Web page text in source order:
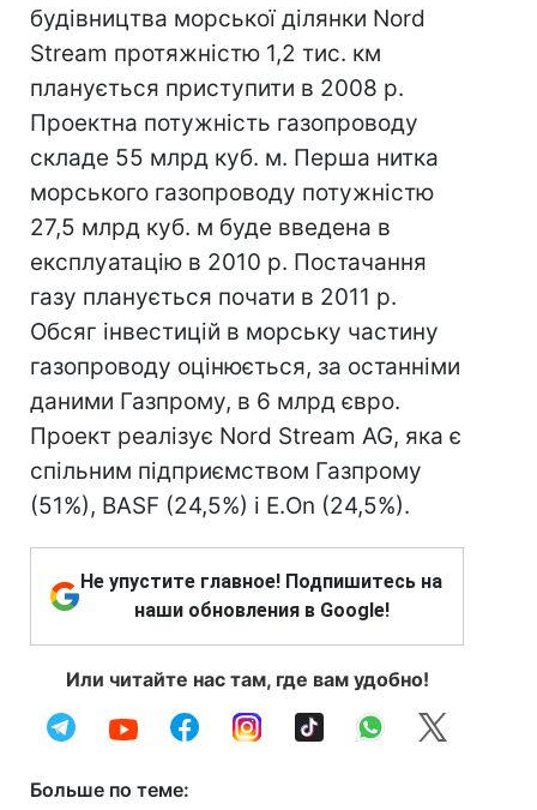
будівництва морської ділянки Nord
Stream протяжністю 1,2 тис. км
планується приступити в 2008 р.
Проектна потужність газопроводу
складе 55 млрд куб. м. Перша нитка
морського газопроводу потужністю
27,5 млрд куб. м буде введена в
експлуатацію в 2010 р. Постачання
газу планується почати в 2011 р.
Обсяг інвестицій в морську частину
газопроводу оцінюється, за останніми
даними Газпрому, в 6 млрд євро.
Проект реалізує Nord Stream AG, яка є
спільним підприємством Газпрому
(51%), BASF (24,5%) і E.On (24,5%).
Не упустите главное! Подпишитесь на
наши обновления в Google!
Или читайте нас там, где вам удобно!
Больше по теме: